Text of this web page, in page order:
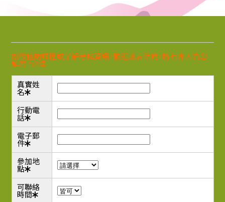
如欲諮詢課程或了解考試資訊，歡迎填表洽詢，將有專人為您
解答 *必填
真實姓
名*
行動電
話*
電子郵
件*
參加地
點*
可聯絡
時間*